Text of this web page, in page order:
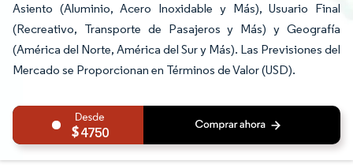
Asiento (Aluminio, Acero Inoxidable y Más), Usuario Final
(Recreativo, Transporte de Pasajeros y Más) y Geografía
(América del Norte, América del Sur y Más). Las Previsiones del
Mercado se Proporcionan en Términos de Valor (USD).
4750